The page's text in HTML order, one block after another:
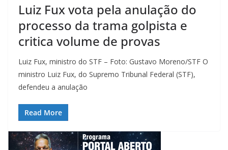
Luiz Fux vota pela anulação do
processo da trama golpista e
critica volume de provas
Luiz Fux, ministro do STF – Foto: Gustavo Moreno/STF O
ministro Luiz Fux, do Supremo Tribunal Federal (STF),
defendeu a anulação
Read More